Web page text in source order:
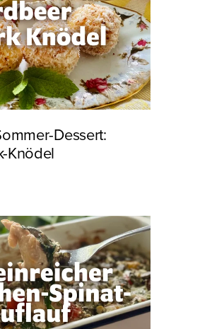
Dessert:
Knödel